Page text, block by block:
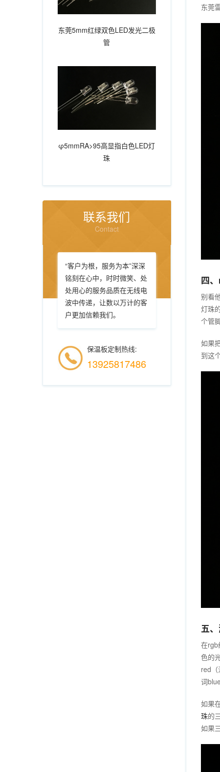
东莞5mm红绿双色LED发光二极
管
φ5mmRA>95高显指白色LED灯
珠
联系我们
Contact
“客户为根，服务为本”深深
铭刻在心中，时时微笑、处
处用心的服务品质在无线电
波中传递，让数以万计的客
户更加信赖我们。
保温板定制热线:
13925817486
东莞
四
别看
灯珠
个管
如果
到这
五
在rgb
色的
red
词
如果
珠的
如果